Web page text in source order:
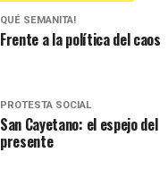
QUÉ SEMANITA!
Frente a la política del caos
PROTESTA SOCIAL
San Cayetano: el espejo del
presente